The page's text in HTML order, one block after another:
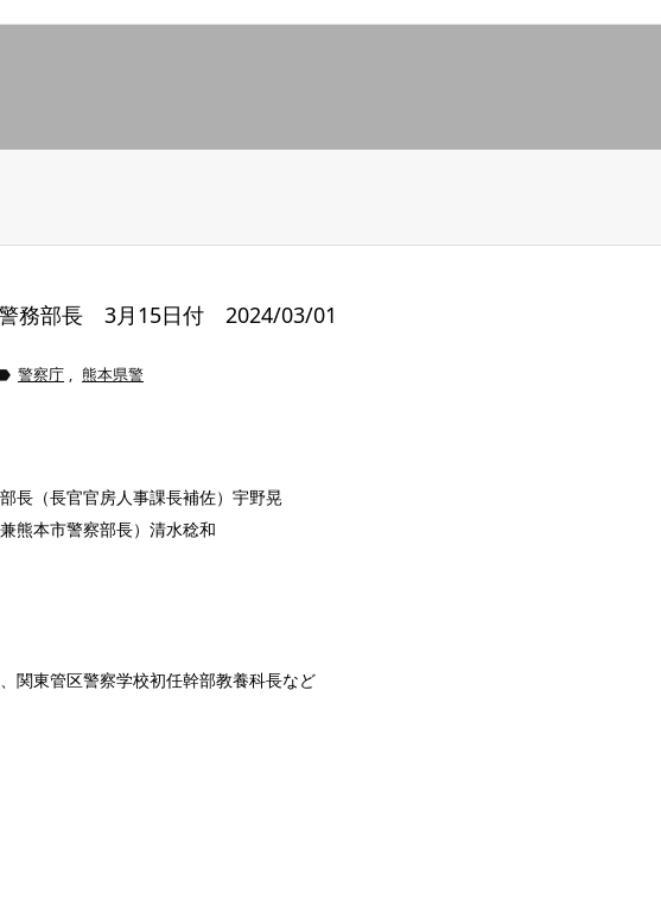
務部長 3月15日付 2024/03/01
警察庁 , 熊本県警
長（長官官房人事課長補佐）宇野晃
熊本市警察部長）清水稔和
関東管区警察学校初任幹部教養科長など